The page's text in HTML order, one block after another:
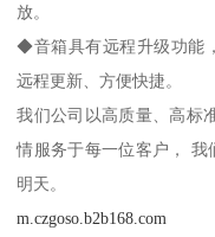
放。
◆音箱具有远程升级功能
远程更新、方便快捷。
我们公司以高质量、高标
情服务于每一位客户，
明天。
m.czgoso.b2b168.com